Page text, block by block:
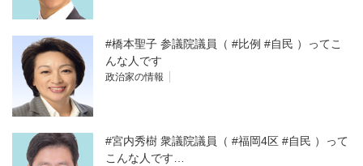
#橋本聖子 参議院議員（ #比例 #自民 ）ってこ
んな人です
政治家の情報
#宮内秀樹 衆議院議員（ #福岡4区 #自民 ）って
こんな人です…